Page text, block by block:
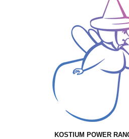
KOSTIUM POWER